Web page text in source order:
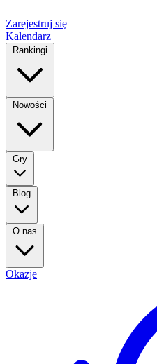
Zarejestruj się
Kalendarz
Rankingi
Nowości
Gry
Blog
O nas
Okazje